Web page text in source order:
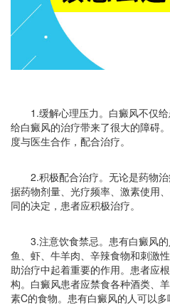
1.缓解心理压力。白癜风不仅给
给白癜风的治疗带来了很大的障碍
度与医生合作，配合治疗。
2.积极配合治疗。无论是药物治
据药物剂量、光疗频率、激素使用
同的决定，患者应积极治疗。
3.注意饮食禁忌。患有白癜风的
鱼、虾、牛羊肉、辛辣食物和刺激
助治疗中起着重要的作用。患者应
构。白癜风患者应禁食各种酒类、
素C的食物。患有白癜风的人可以